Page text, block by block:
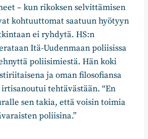
– kun rikoksen selvittämisen
kohtuuttomat saatuun hyötyyn
ei ryhdytä. HS:n
Itä-Uudenmaan poliisissa
poliisimiestä. Hän koki
ja oman filosofiansa
tehtävästään. “En
sen takia, että voisin toimia
poliisina.”